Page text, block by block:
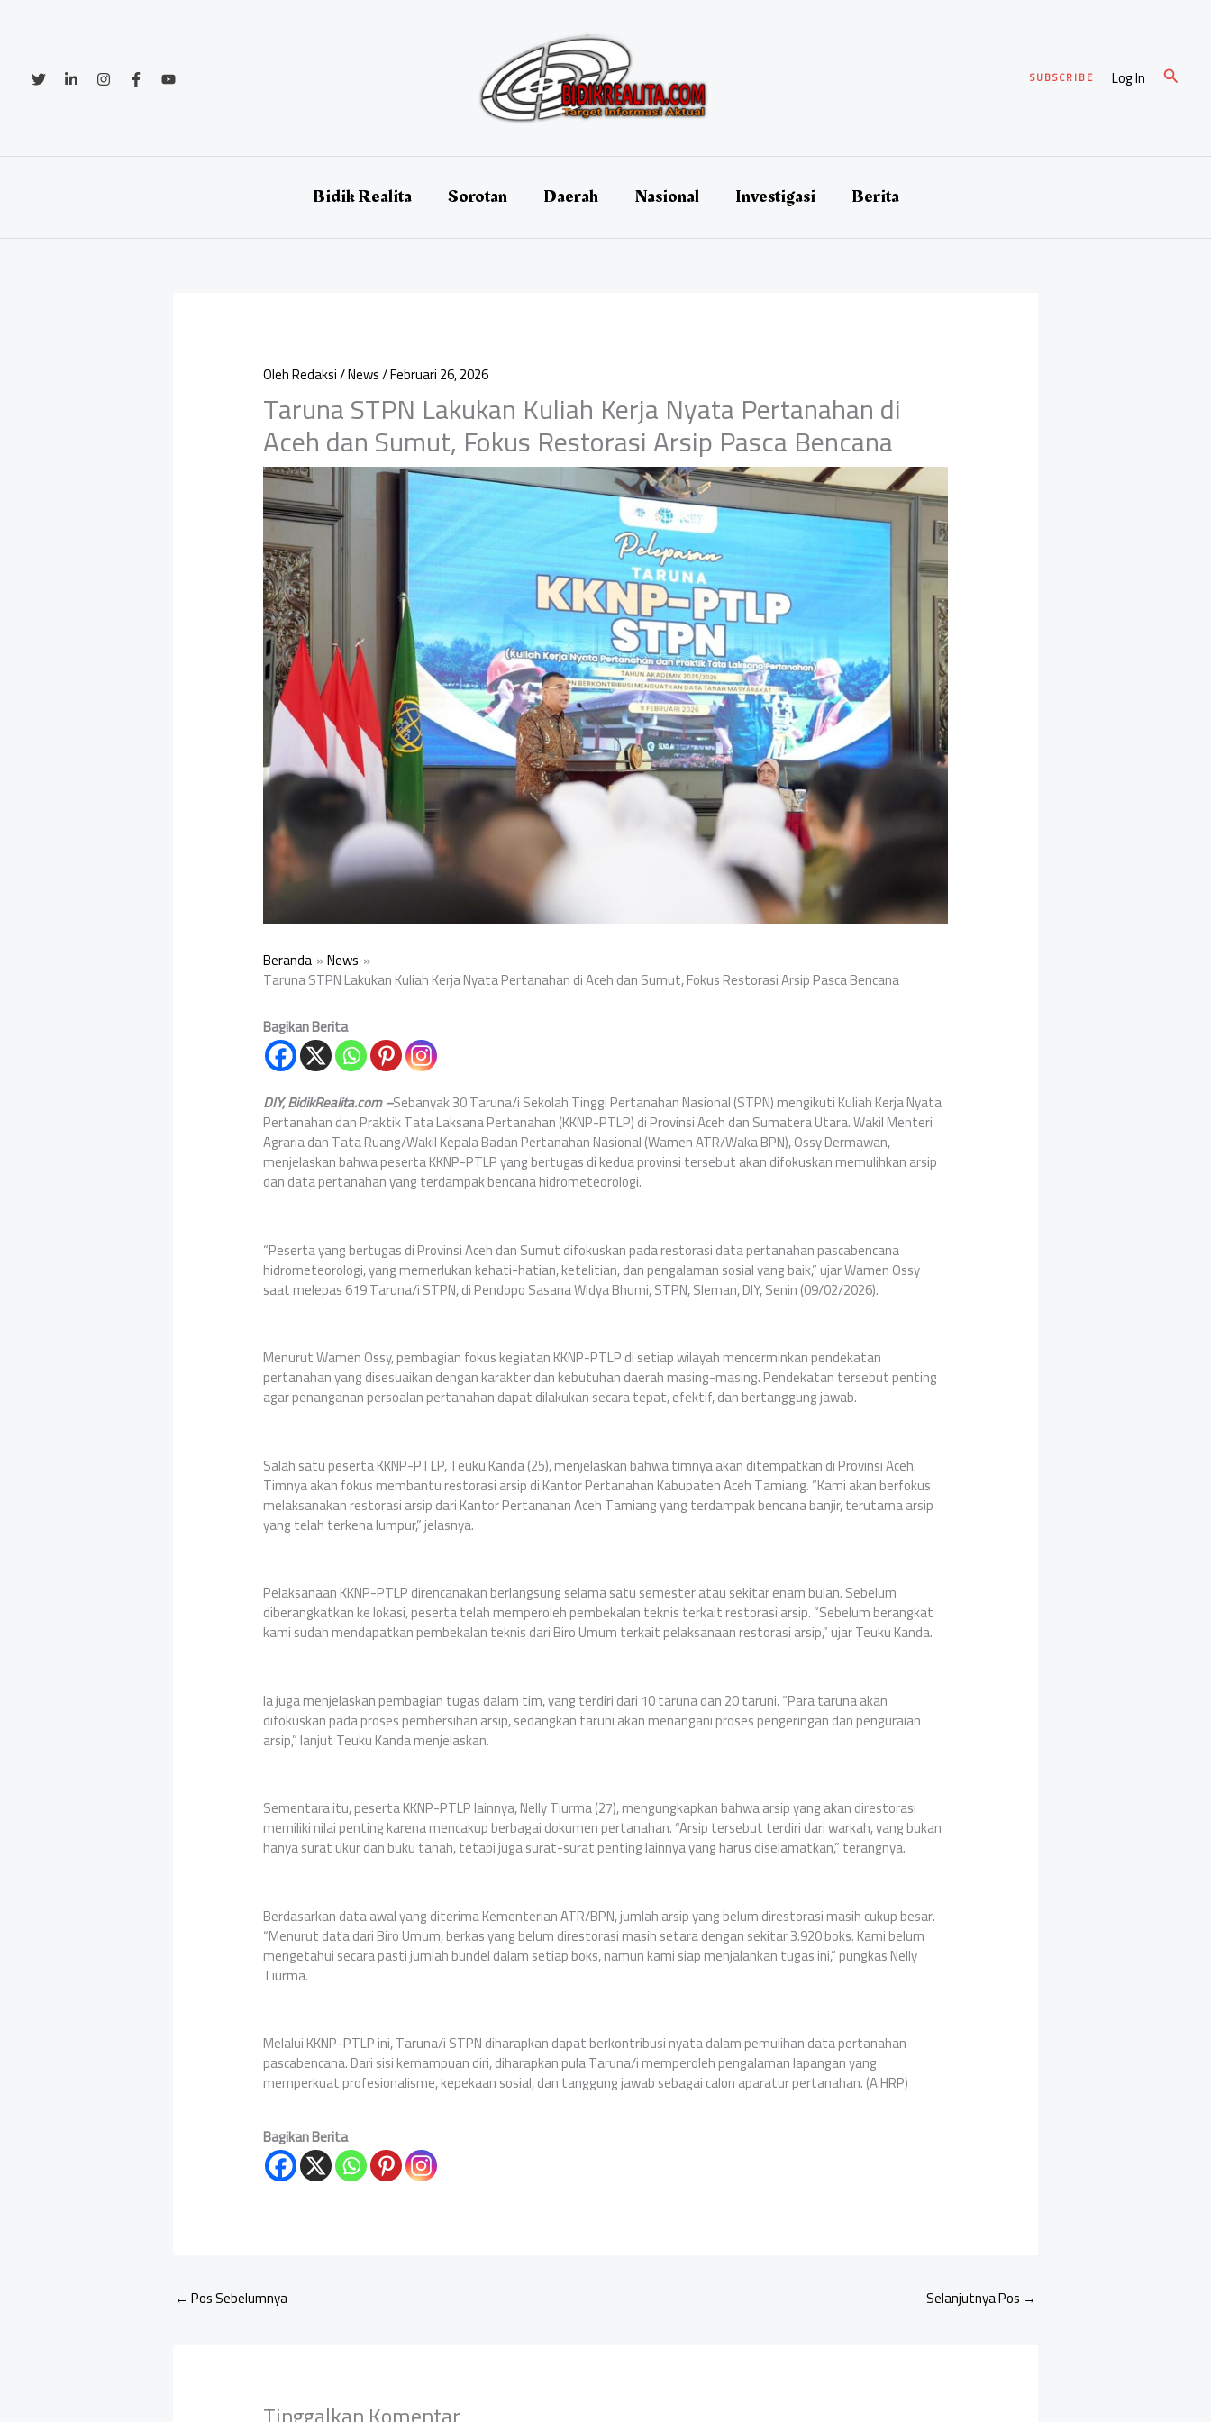
SUBSCRIBE Log In Cari
Bidik Realita Sorotan Daerah Nasional Investigasi Berita
OlehRedaksi/News/Februari 26, 2026
Taruna STPN Lakukan Kuliah Kerja Nyata Pertanahan di
Aceh dan Sumut, Fokus Restorasi Arsip Pasca Bencana
Beranda News
Taruna STPN Lakukan Kuliah Kerja Nyata Pertanahan di Aceh dan Sumut, Fokus Restorasi Arsip Pasca Bencana
Bagikan Berita
DIY, BidikRealita.com –Sebanyak 30 Taruna/i Sekolah Tinggi Pertanahan Nasional (STPN) mengikuti Kuliah Kerja Nyata
Pertanahan dan Praktik Tata Laksana Pertanahan (KKNP-PTLP) di Provinsi Aceh dan Sumatera Utara. Wakil Menteri
Agraria dan Tata Ruang/Wakil Kepala Badan Pertanahan Nasional (Wamen ATR/Waka BPN), Ossy Dermawan,
menjelaskan bahwa peserta KKNP-PTLP yang bertugas di kedua provinsi tersebut akan difokuskan memulihkan arsip
dan data pertanahan yang terdampak bencana hidrometeorologi.
“Peserta yang bertugas di Provinsi Aceh dan Sumut difokuskan pada restorasi data pertanahan pascabencana
hidrometeorologi, yang memerlukan kehati-hatian, ketelitian, dan pengalaman sosial yang baik,” ujar Wamen Ossy
saat melepas 619 Taruna/i STPN, di Pendopo Sasana Widya Bhumi, STPN, Sleman, DIY, Senin (09/02/2026).
Menurut Wamen Ossy, pembagian fokus kegiatan KKNP-PTLP di setiap wilayah mencerminkan pendekatan
pertanahan yang disesuaikan dengan karakter dan kebutuhan daerah masing-masing. Pendekatan tersebut penting
agar penanganan persoalan pertanahan dapat dilakukan secara tepat, efektif, dan bertanggung jawab.
Salah satu peserta KKNP-PTLP, Teuku Kanda (25), menjelaskan bahwa timnya akan ditempatkan di Provinsi Aceh.
Timnya akan fokus membantu restorasi arsip di Kantor Pertanahan Kabupaten Aceh Tamiang. “Kami akan berfokus
melaksanakan restorasi arsip dari Kantor Pertanahan Aceh Tamiang yang terdampak bencana banjir, terutama arsip
yang telah terkena lumpur,” jelasnya.
Pelaksanaan KKNP-PTLP direncanakan berlangsung selama satu semester atau sekitar enam bulan. Sebelum
diberangkatkan ke lokasi, peserta telah memperoleh pembekalan teknis terkait restorasi arsip. “Sebelum berangkat
kami sudah mendapatkan pembekalan teknis dari Biro Umum terkait pelaksanaan restorasi arsip,” ujar Teuku Kanda.
Ia juga menjelaskan pembagian tugas dalam tim, yang terdiri dari 10 taruna dan 20 taruni. “Para taruna akan
difokuskan pada proses pembersihan arsip, sedangkan taruni akan menangani proses pengeringan dan penguraian
arsip,” lanjut Teuku Kanda menjelaskan.
Sementara itu, peserta KKNP-PTLP lainnya, Nelly Tiurma (27), mengungkapkan bahwa arsip yang akan direstorasi
memiliki nilai penting karena mencakup berbagai dokumen pertanahan. “Arsip tersebut terdiri dari warkah, yang bukan
hanya surat ukur dan buku tanah, tetapi juga surat-surat penting lainnya yang harus diselamatkan,” terangnya.
Berdasarkan data awal yang diterima Kementerian ATR/BPN, jumlah arsip yang belum direstorasi masih cukup besar.
“Menurut data dari Biro Umum, berkas yang belum direstorasi masih setara dengan sekitar 3.920 boks. Kami belum
mengetahui secara pasti jumlah bundel dalam setiap boks, namun kami siap menjalankan tugas ini,” pungkas Nelly
Tiurma.
Melalui KKNP-PTLP ini, Taruna/i STPN diharapkan dapat berkontribusi nyata dalam pemulihan data pertanahan
pascabencana. Dari sisi kemampuan diri, diharapkan pula Taruna/i memperoleh pengalaman lapangan yang
memperkuat profesionalisme, kepekaan sosial, dan tanggung jawab sebagai calon aparatur pertanahan. (A.HRP)
Bagikan Berita
← Pos Sebelumnya Selanjutnya Pos →